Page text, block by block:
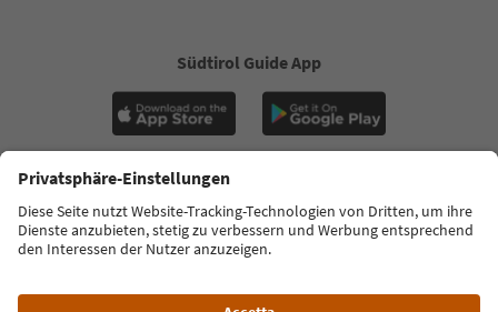
Südtirol Guide App
FAQ Contatti Press MICE
Privacy Policy
Termini e condizioni
Crediti
Cookie Policy
Alto Adige B2B